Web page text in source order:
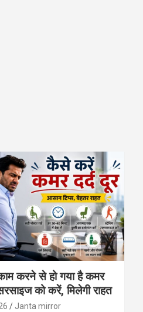
करने से हो गया है कमर
को करें, मिलेगी राहत
Janta mirror